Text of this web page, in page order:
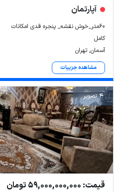
آپارتمان
۶۰متر_خوش نقشه_ پنجره قدی امکانات
کامل
آسمان, تهران
مشاهده جزییات
4 تصویر
قیمت: 59,000,000,000 تومان